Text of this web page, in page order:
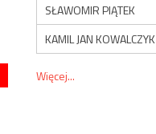
SŁAWOMIR PIĄTEK
KAMIL JAN KOWALCZYK
Więcej...